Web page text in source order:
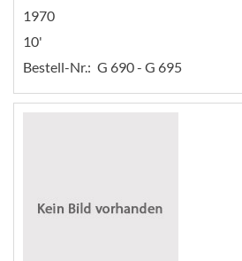
1970
10'
Bestell-Nr.: G 690 - G 695